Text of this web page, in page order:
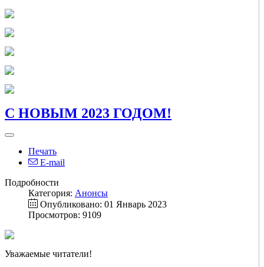
С НОВЫМ 2023 ГОДОМ!
Печать
E-mail
Подробности
Категория: Анонсы
Опубликовано: 01 Январь 2023
Просмотров: 9109
Уважаемые читатели!